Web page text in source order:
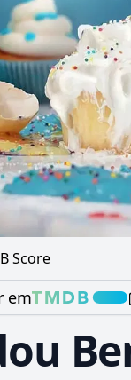
Score
em